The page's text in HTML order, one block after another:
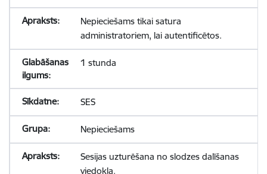
Nepieciešams tikai satura
administratoriem, lai autentificētos.
1 stunda
SES
Nepieciešams
Sesijas uzturēšana no slodzes dalīšanas
viedokļa.